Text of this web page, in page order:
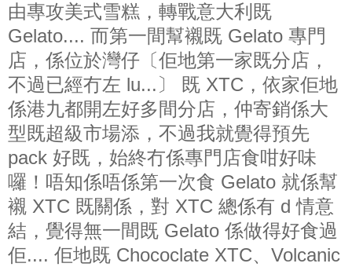
由專攻美式雪糕，轉戰意大利既
Gelato.... 而第一間幫襯既 Gelato 專門
店，係位於灣仔〔佢地第一家既分店，
不過已經冇左 lu...〕 既 XTC，依家佢地
係港九都開左好多間分店，仲寄銷係大
型既超級市場添，不過我就覺得預先
pack 好既，始終冇係專門店食咁好味
囉！唔知係唔係第一次食 Gelato 就係幫
襯 XTC 既關係，對 XTC 總係有 d 情意
結，覺得無一間既 Gelato 係做得好食過
佢.... 佢地既 Chococlate XTC、Volcanic